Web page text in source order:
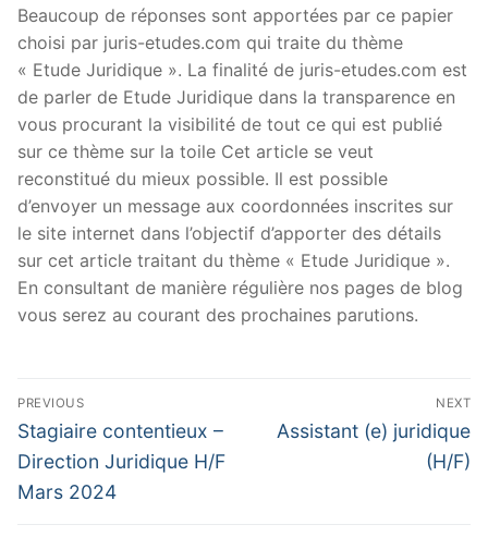
Beaucoup de réponses sont apportées par ce papier
choisi par juris-etudes.com qui traite du thème
« Etude Juridique ». La finalité de juris-etudes.com est
de parler de Etude Juridique dans la transparence en
vous procurant la visibilité de tout ce qui est publié
sur ce thème sur la toile Cet article se veut
reconstitué du mieux possible. Il est possible
d’envoyer un message aux coordonnées inscrites sur
le site internet dans l’objectif d’apporter des détails
sur cet article traitant du thème « Etude Juridique ».
En consultant de manière régulière nos pages de blog
vous serez au courant des prochaines parutions.
Navigation
de
l’article
PREVIOUS
Previous
post:
Stagiaire contentieux –
Direction Juridique H/F
Mars 2024
NEXT
Next
Assistant (e) juridique
(H/F)